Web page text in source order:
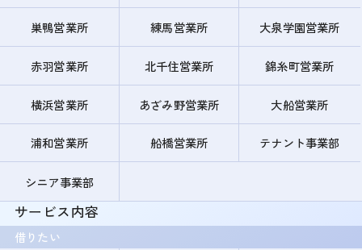
巣鴨営業所 練馬営業所 大泉学園営業所
赤羽営業所 北千住営業所 錦糸町営業所
横浜営業所 あざみ野営業所 大船営業所
浦和営業所 船橋営業所 テナント事業部
シニア事業部
サービス内容
借りたい